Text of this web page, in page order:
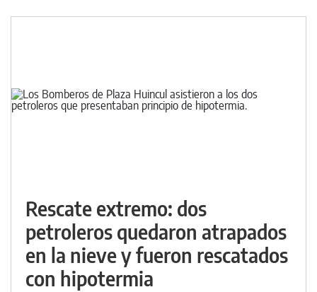
Rescate extremo: dos
petroleros quedaron atrapados
en la nieve y fueron rescatados
con hipotermia